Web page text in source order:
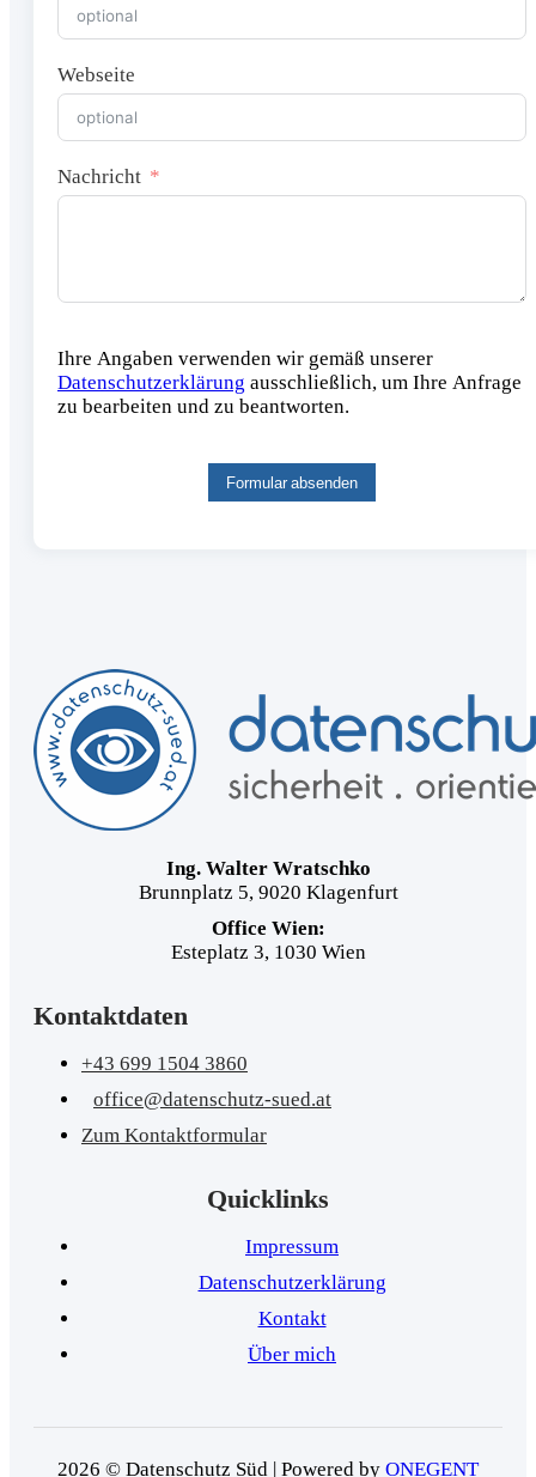
Webseite
Nachricht
Ihre Angaben verwenden wir gemäß unserer
Datenschutzerklärung ausschließlich, um Ihre Anfrage
zu bearbeiten und zu beantworten.
Formular absenden
Ing. Walter Wratschko
Brunnplatz 5, 9020 Klagenfurt
Office Wien:
Esteplatz 3, 1030 Wien
Kontaktdaten
+43 699 1504 3860
office@datenschutz-sued.at
Zum Kontaktformular
Quicklinks
Impressum
Datenschutzerklärung
Kontakt
Über mich
2026 © Datenschutz Süd | Powered by ONEGENT